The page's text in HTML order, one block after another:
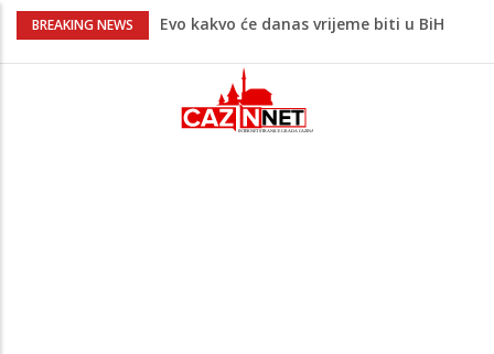
BREAKING NEWS
Evo kakvo će danas vrijeme biti u BiH
napadati susjedne zemlje, ali ćemo
uzvratiti ukoliko krenu na nas
Novi detalji ubistva u Bosanskoj Krupi: